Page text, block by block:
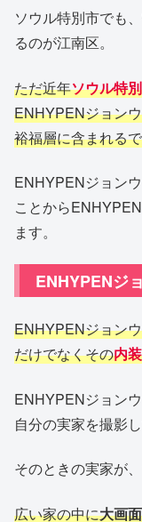
ソウル特別市でも
るのが江南区。
ただ近年ソウル特
ENHYPENジョン
裕福層に含まれる
ENHYPENジョン
ことから
ます。
ENHYPENジ
ENHYPENジョン
だけでなくその内
ENHYPENジョンウ
自分の実家を撮影
そのときの実家が
広い家の中に大画